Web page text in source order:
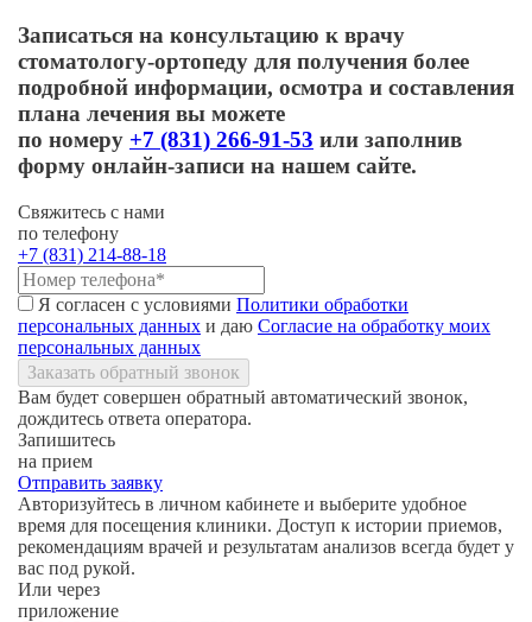
Записаться на консультацию к врачу
стоматологу-ортопеду для получения более
подробной информации, осмотра и составления
плана лечения вы можете
по номеру +7 (831) 266-91-53 или заполнив
форму онлайн-записи на нашем сайте.
Свяжитесь с нами
по телефону
+7 (831) 214-88-18
Я согласен с условиями Политики обработки
персональных данных и даю Согласие на обработку моих
персональных данных
Заказать обратный звонок
Вам будет совершен обратный автоматический звонок,
дождитесь ответа оператора.
Запишитесь
на прием
Отправить заявку
Авторизуйтесь в личном кабинете и выберите удобное
время для посещения клиники. Доступ к истории приемов,
рекомендациям врачей и результатам анализов всегда будет у
вас под рукой.
Или через
приложение